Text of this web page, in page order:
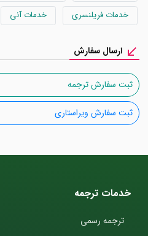
خدمات فریلنسری
خدمات آنی
ارسال سفارش
ثبت سفارش ترجمه
ثبت سفارش ویراستاری
خدمات ترجمه
ترجمه رسمی